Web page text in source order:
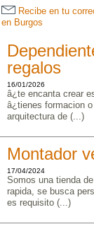
Recibe en tu
en Burgos
regalos
16/01/2026
â¿te encanta crear
â¿tienes formacion
arquitectura de (...)
Montador
17/04/2024
Somos una tienda
rapida, se busca
es requisito (...)